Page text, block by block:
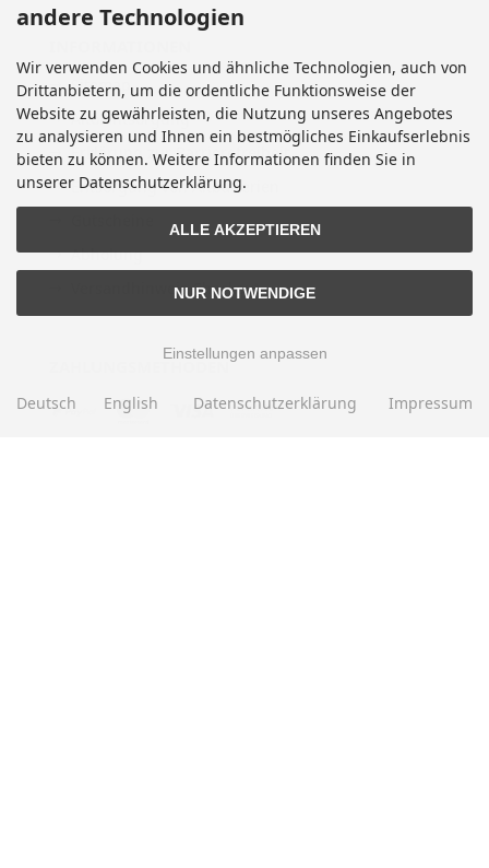
Sitemap
Altölentsorgung
Erklärung zur Barrierefreiheit
Entsorgung von Altbatterien
Abholung
Versandhinweis Checkout
ZAHLUNGSMETHODEN
andere Technologien
Wir verwenden Cookies und ähnliche Technologien, auch von
Drittanbietern, um die ordentliche Funktionsweise der
Website zu gewährleisten, die Nutzung unseres Angebotes
zu analysieren und Ihnen ein bestmögliches Einkaufserlebnis
bieten zu können. Weitere Informationen finden Sie in
unserer Datenschutzerklärung.
ALLE AKZEPTIEREN
NUR NOTWENDIGE
Einstellungen anpassen
Deutsch English Datenschutzerklärung Impressum